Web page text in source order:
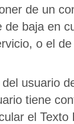
de un
baja en
o el
usuario
tiene
el